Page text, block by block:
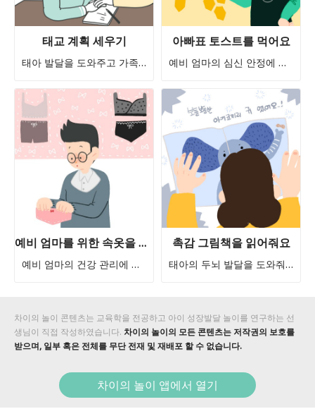
태교 계획 세우기
태아 발달을 도와주고 가족 유대감을 형성해요
아빠표 토스트를 먹어요
예비 엄마의 심신 안정에 도움을 줘요.
예비 엄마를 위한 속옷을 선물해요
예비 엄마의 건강 관리에 도움을 줘요
촉감 그림책을 읽어줘요
태아의 두뇌 발달을 도와줘요
차이의 놀이 콘텐츠는 교육학을 전공하고 아이 성장발달 놀이를 연구하는 선
생님이 직접 작성하였습니다. 차이의 놀이의 모든 콘텐츠는 저작권의 보호를
받으며, 일부 혹은 전체를 무단 전재 및 재배포 할 수 없습니다.
차이의 놀이 앱에서 열기